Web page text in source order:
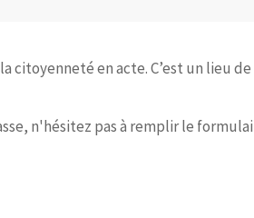
la citoyenneté en acte. C’est un lieu
n'hésitez pas à remplir le